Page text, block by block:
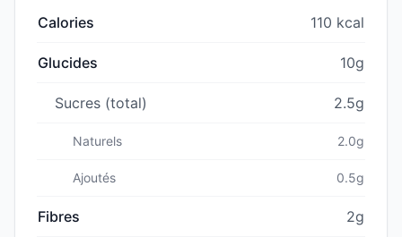
Calories 110 kcal
Glucides 10g
Sucres (total) 2.5g
Naturels 2.0g
Ajoutés 0.5g
Fibres 2g